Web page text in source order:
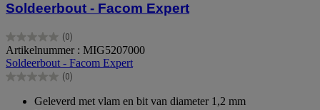
Soldeerbout - Facom Expert
(0)
0.0
van
de
5
Artikelnummer : MIG5207000
Soldeerbout - Facom Expert
(0)
0.0
Geleverd met vlam en bit van diameter 1,2 mm